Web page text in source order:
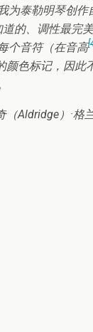
为泰勒明琴创作
的、调性最完
个音符（在音高
颜色标记，因此
（Aldridge）·格